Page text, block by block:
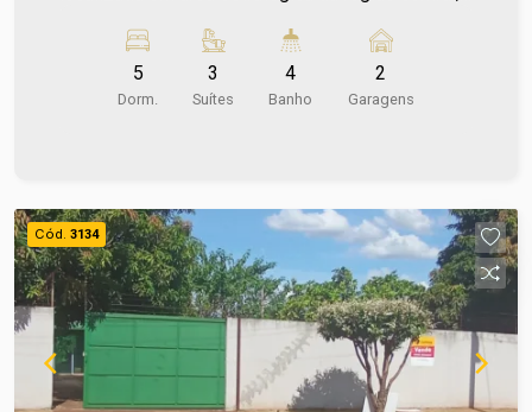
Conta com amplo terreno e cômodos espaçosos,
proporcionando conforto para moradia ou grande
potencial de adaptação para clínicas, consultórios
mais informações entre em contato e agende sua
visita no número (67) 2108-2121 ou fale
diretamente com nosso Plantão de Vendas pelo
número 67 99255-6175.
5
Dorm.
3
Suítes
4
Banho
2
Garagens
Cód. 3134